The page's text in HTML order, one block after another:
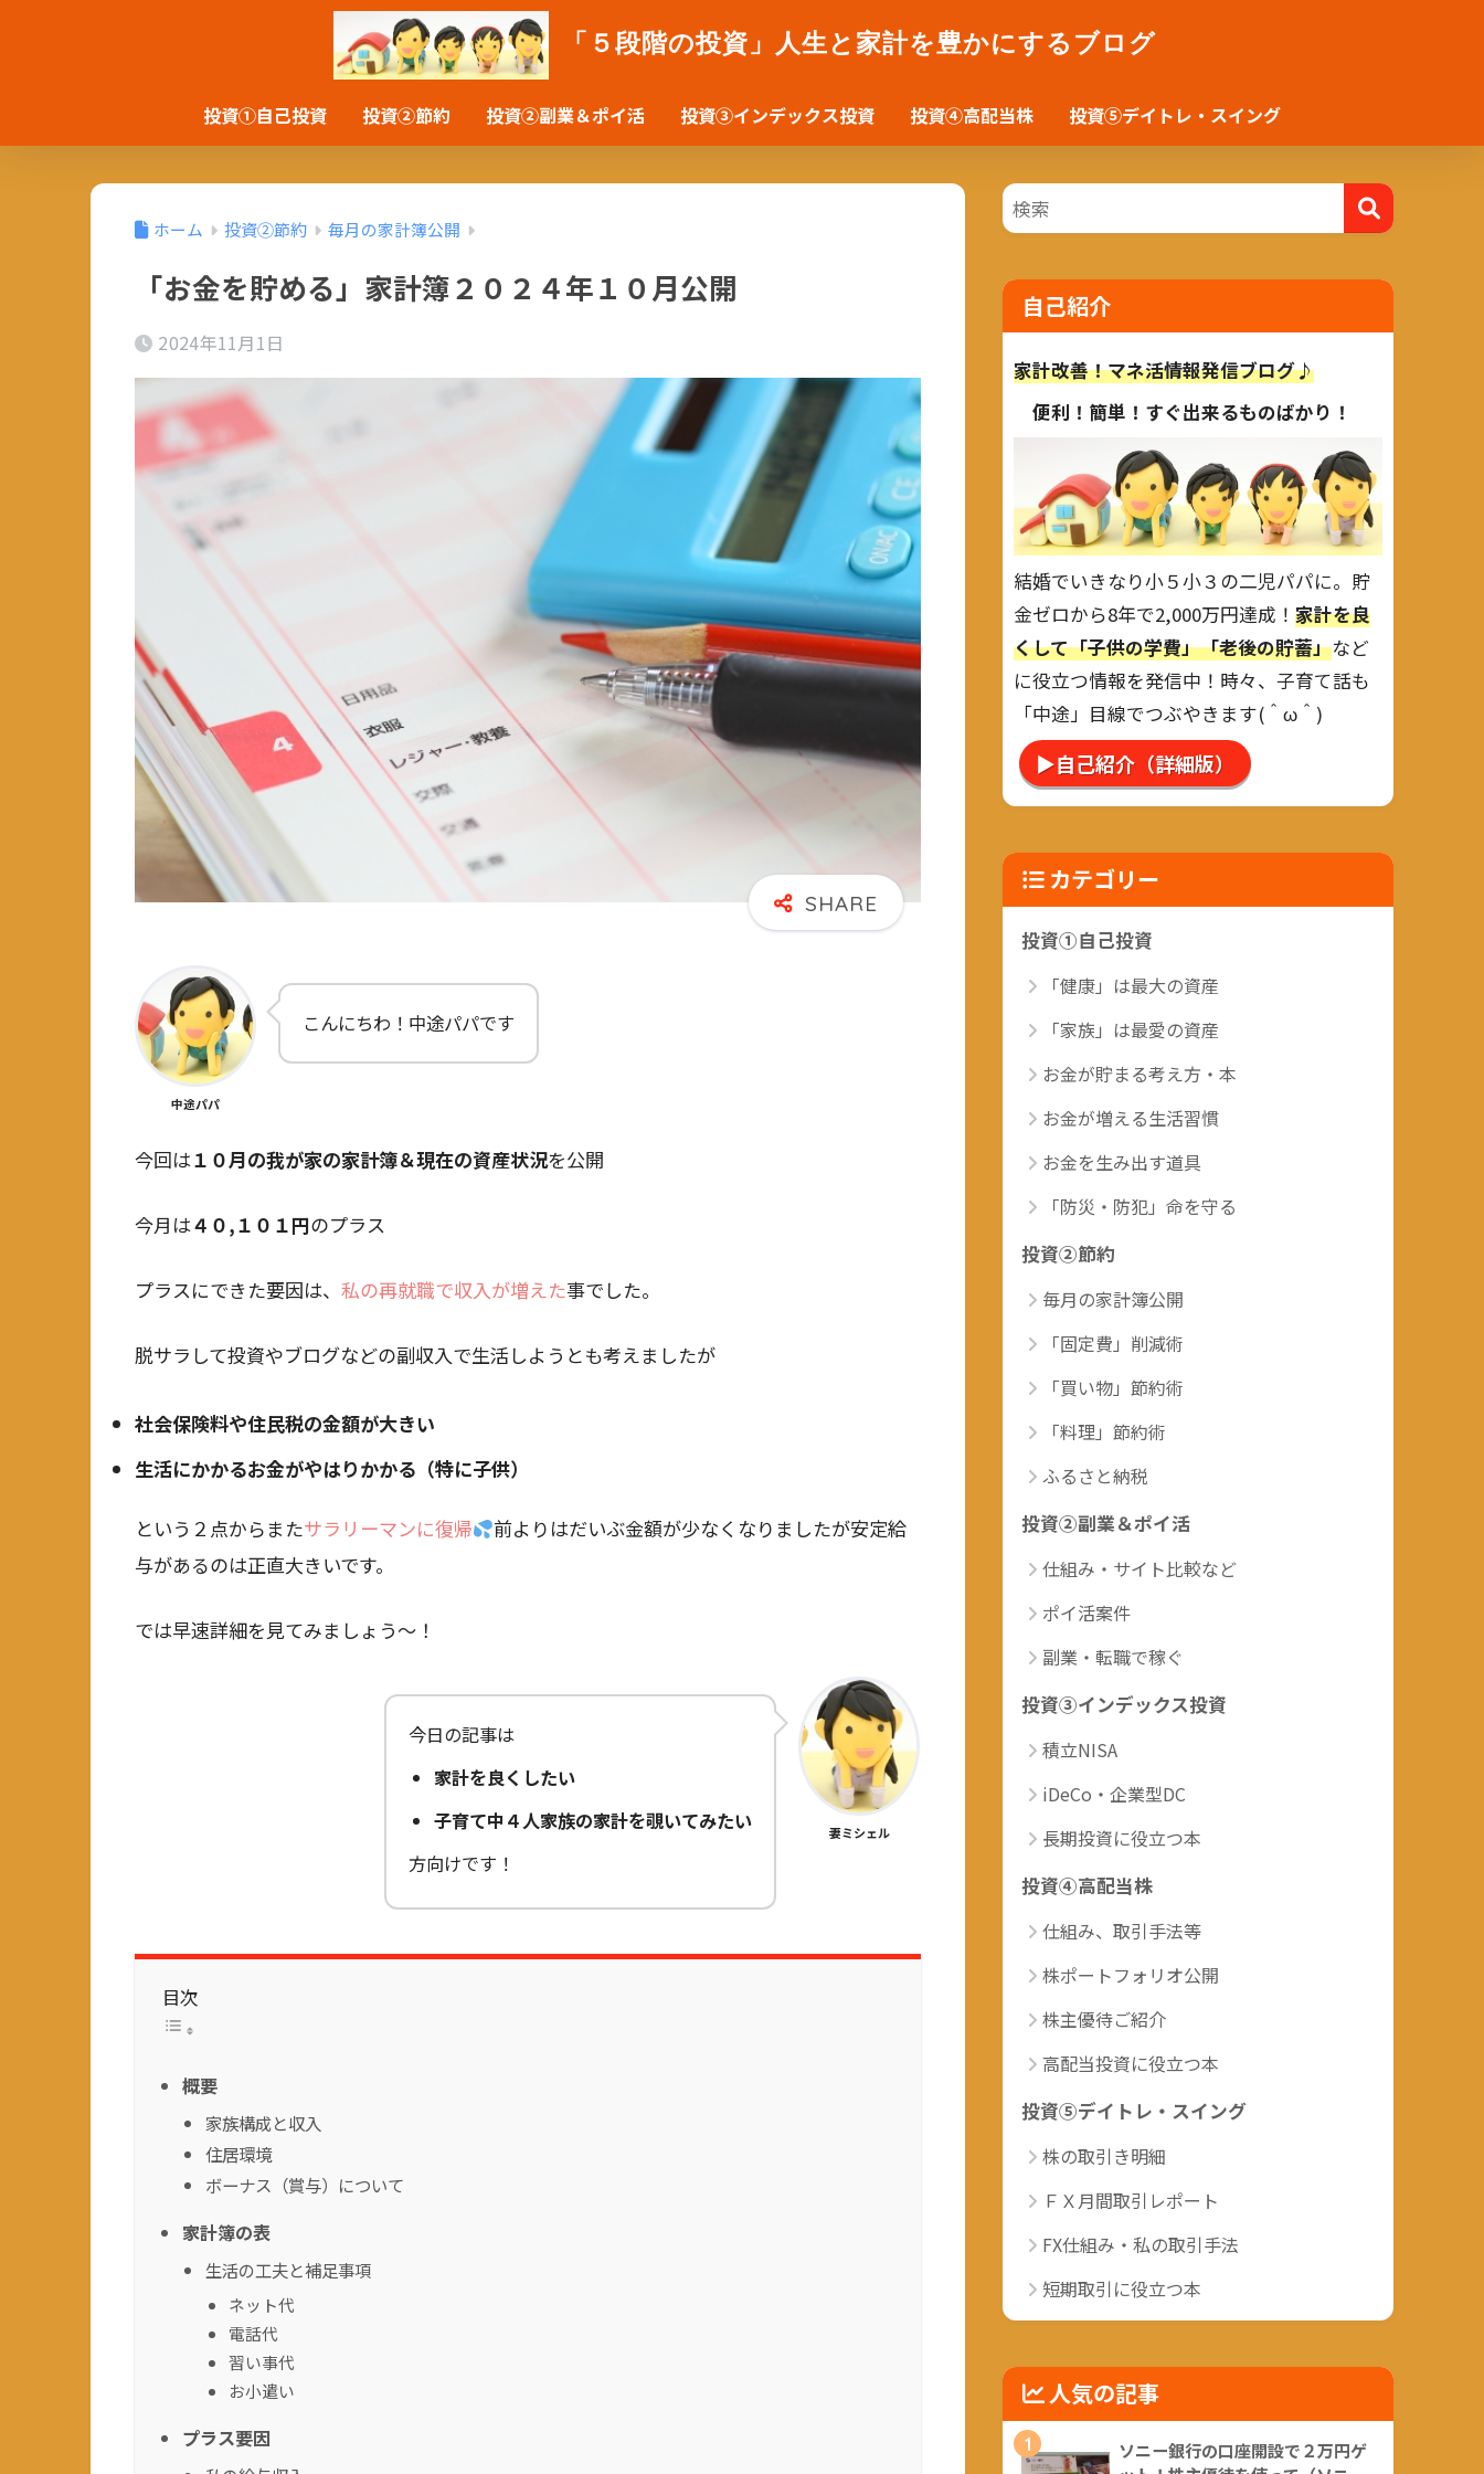
「５段階の投資」人生と家計を豊かにするブログ
投資①自己投資 投資②節約 投資②副業＆ポイ活 投資③インデックス投資 投資④高配当株 投資⑤デイトレ・スイング
ホーム 投資②節約 毎月の家計簿公開
「お金を貯める」家計簿２０２４年１０月公開
2024年11月1日
中途パパ
こんにちわ！中途パパです
今回は１０月の我が家の家計簿＆現在の資産状況を公開
今月は４０,１０１円のプラス
プラスにできた要因は、 私の再就職で収入が増えた事でした。
脱サラして投資やブログなどの副収入で生活しようとも考えましたが
社会保険料や住民税の金額が大きい
生活にかかるお金がやはりかかる（特に子供）
という２点からまたサラリーマンに復帰
前よりはだいぶ金額が少なくなりましたが安定給
与があるのは正直大きいです。
では早速詳細を見てみましょう～！
今日の記事は
家計を良くしたい
子育て中４人家族の家計を覗いてみたい
方向けです！
妻ミシェル
目次
概要
家族構成と収入
住居環境
ボーナス（賞与）について
家計簿の表
生活の工夫と補足事項
ネット代
電話代
習い事代
お小遣い
プラス要因
自己紹介
家計改善！マネ活情報発信ブログ♪
便利！簡単！すぐ出来るものばかり！
結婚でいきなり小５小３の二児パパに。貯
金ゼロから8年で2,000万円達成！ 家計を良
くして「子供の学費」「老後の貯蓄」など
に役立つ情報を発信中！時々、子育て話も
「中途」目線でつぶやきます(＾ω＾)
▶自己紹介（詳細版）
カテゴリー
投資①自己投資
「健康」は最大の資産
「家族」は最愛の資産
お金が貯まる考え方・本
お金が増える生活習慣
お金を生み出す道具
「防災・防犯」命を守る
投資②節約
毎月の家計簿公開
「固定費」削減術
「買い物」節約術
「料理」節約術
ふるさと納税
投資②副業＆ポイ活
仕組み・サイト比較など
ポイ活案件
副業・転職で稼ぐ
投資③インデックス投資
積立NISA
iDeCo・企業型DC
長期投資に役立つ本
投資④高配当株
仕組み、取引手法等
株ポートフォリオ公開
株主優待ご紹介
高配当投資に役立つ本
投資⑤デイトレ・スイング
株の取引き明細
ＦＸ月間取引レポート
FX仕組み・私の取引手法
短期取引に役立つ本
人気の記事
1
ソニー銀行の口座開設で２万円ゲ